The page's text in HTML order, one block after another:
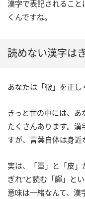
漢字で表記されるこ
くんですね。
読めない漢字は
あなたは「皸」を正し
きっと世の中には、
たくさんあります。
すが、言葉自体は身近
実は、「軍」と「皮」
ぎれ”と読む「皹」と
意味は一緒なんて、漢